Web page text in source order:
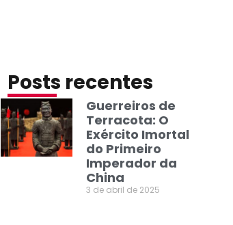
Posts recentes
​Guerreiros de
Terracota: O
Exército Imortal
do Primeiro
Imperador da
China
3 de abril de 2025